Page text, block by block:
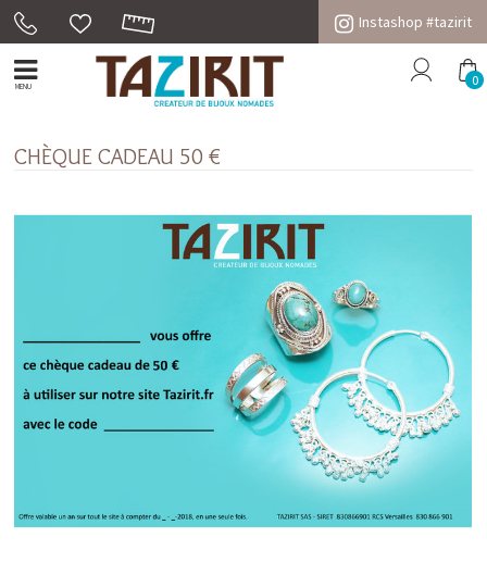
Instashop #tazirit
MENU 0
CHÈQUE CADEAU 50 €